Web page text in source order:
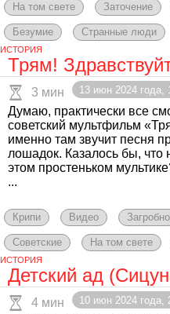
На том свете Заточение
Безумие Странные люди
ИСТОРИЯ
Трям!
3 мин 13 июн 2024 года,
Думаю, практически все
советский мультфильм
именно там звучит песня
лошадок. Казалось бы, что
этом простеньком
...
Крипи Видео
Советские На том свете
ИСТОРИЯ
Детский ад
4 мин 10 июн 2024 года,